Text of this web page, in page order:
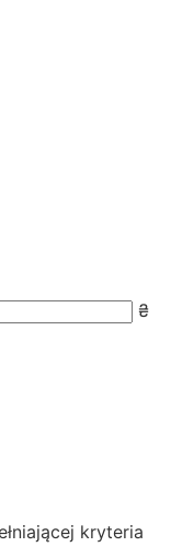
₴
kryteria